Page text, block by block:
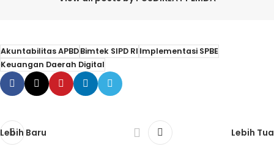
Akuntabilitas APBDBimtek SIPD RIImplementasi SPBE
Keuangan Daerah Digital
Lebih Baru Lebih Tua